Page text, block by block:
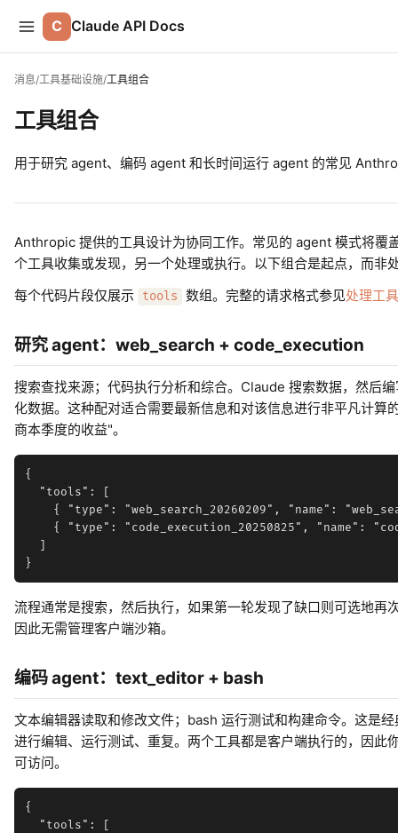
C Claude API Docs
消息/工具基础设施/工具组合
工具组合
用于研究 agent、编码 agent 和长时间运行 agent 的常见
Anthropic 提供的工具设计为协同工作。常见的 agent 模式将覆
个工具收集或发现，另一个处理或执行。以下组合是起点，而非
每个代码片段仅展示
tools 数组。完整的请求格式参见处理工
研究 agent：web_search + code_execution
搜索查找来源；代码执行分析和综合。Claude 搜索数据，然后
化数据。这种配对适合需要最新信息和对该信息进行非平凡计算
商本季度的收益"。
{
  "tools": [
{ "type": "web_search_20260209", "name":
{ "type": "code_execution_20250825", "name":
  ]
流程通常是搜索，然后执行，如果第一轮发现了缺口则可选地再
因此无需管理客户端沙箱。
编码 agent：text_editor + bash
文本编辑器读取和修改文件；bash 运行测试和构建命令。这是
进行编辑、运行测试、重复。两个工具都是客户端执行的，因此
可访问。
{
  "tools": [